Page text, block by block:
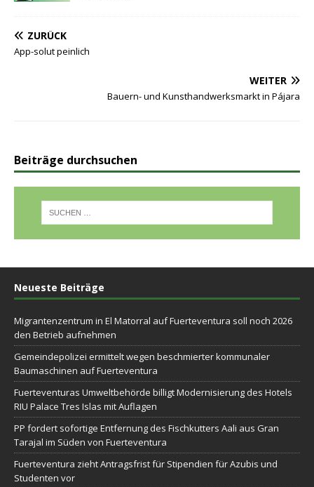
ZURÜCK
App-solut peinlich
WEITER
Bauern- und Kunsthandwerksmarkt in Pájara
Beiträge durchsuchen
Neueste Beiträge
Migrantenzentrum in El Matorral auf Fuerteventura soll noch 2026
den Betrieb aufnehmen
Gemeindepolizei ermittelt wegen beschmierter kommunaler
Baumaschinen auf Fuerteventura
Fuerteventuras Umweltbehörde billigt Modernisierung des Hotels
RIU Palace Tres Islas mit Auflagen
PP fordert sofortige Entfernung des Fischkutters Aali aus Gran
Tarajal im Süden von Fuerteventura
Fuerteventura zieht Antragsfrist für Stipendien für Azubis und
Studenten vor